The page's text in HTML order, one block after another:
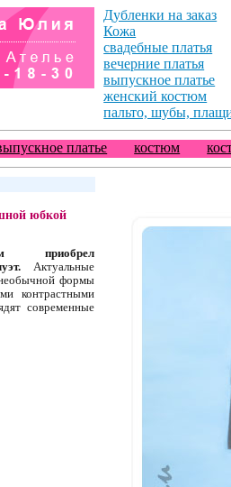
Дубленки на заказ
Кожа
свадебные платья
вечерние платья
выпускное платье
женский костюм
пальто, шубы,
платье костюм
юбкой
приобрел
Актуальные
формы
контрастными
современные